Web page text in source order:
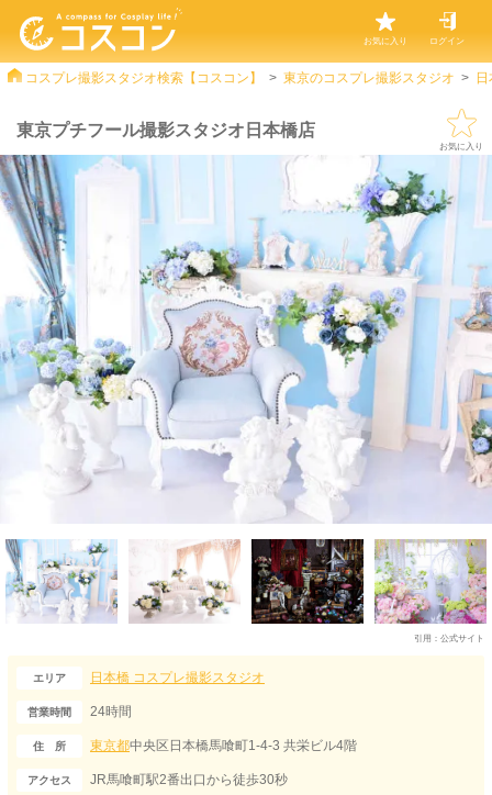
お気に入り ログイン
コスプレ撮影スタジオ検索【コスコン】 東京のコスプレ撮影スタジオ
東京プチフール撮影スタジオ日本橋店
お気に入り
引用： 公式サイト
エリア 日本橋 コスプレ撮影スタジオ
営業時間 24時間
住 所 東京都中央区日本橋馬喰町1-4-3 共栄ビル4階
アクセス JR馬喰町駅2番出口から徒歩30秒